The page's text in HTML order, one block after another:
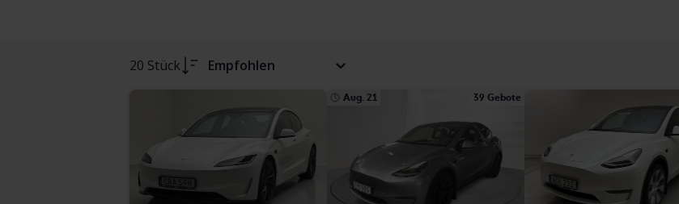
20 Stück Empfohlen
Aug. 21 39 Gebote